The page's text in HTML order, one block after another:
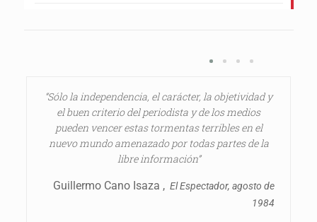
“Sólo la independencia, el carácter, la objetividad y
el buen criterio del periodista y de los medios
pueden vencer estas tormentas terribles en el
nuevo mundo amenazado por todas partes de la
libre información”
Guillermo Cano Isaza , El Espectador, agosto de
1984